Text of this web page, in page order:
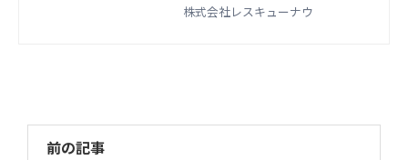
株式会社レスキューナウ
前の記事